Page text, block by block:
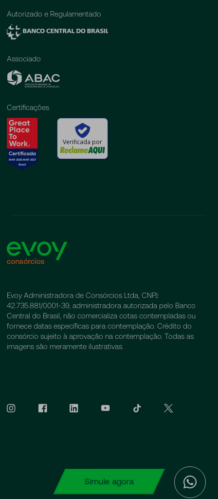
Autorizado e Regulamentado
Associado
Certificações
Verificada por
Evoy Administradora de Consórcios Ltda, CNPJ:
42.735.881/0001-39, administradora autorizada pelo Banco
Central do Brasil, não comercializa cotas contempladas ou
fornece datas específicas para contemplação. Crédito do
consórcio sujeito à aprovação na contemplação. Todas as
imagens são meramente ilustrativas.
Simule agora